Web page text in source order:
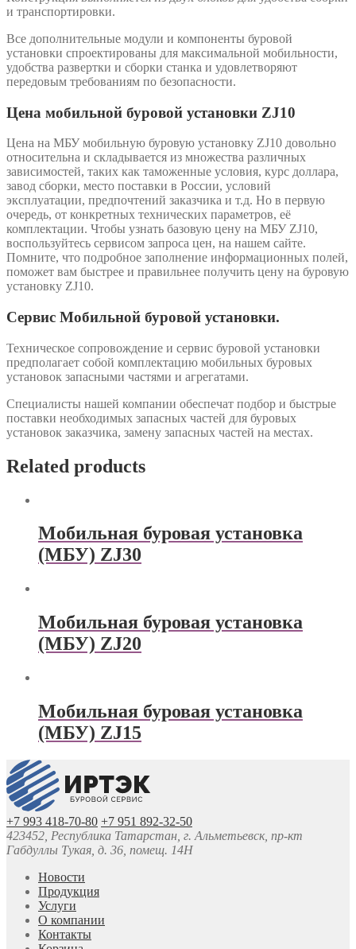
и транспортировки.
Все дополнительные модули и компоненты буровой
установки спроектированы для максимальной мобильности,
удобства развертки и сборки станка и удовлетворяют
передовым требованиям по безопасности.
Цена мобильной буровой установки ZJ10
Цена на МБУ мобильную буровую установку ZJ10 довольно
относительна и складывается из множества различных
зависимостей, таких как таможенные условия, курс доллара,
завод сборки, место поставки в России, условий
эксплуатации, предпочтений заказчика и т.д. Но в первую
очередь, от конкретных технических параметров, её
комплектации. Чтобы узнать базовую цену на МБУ ZJ10,
воспользуйтесь сервисом запроса цен, на нашем сайте.
Помните, что подробное заполнение информационных полей,
поможет вам быстрее и правильнее получить цену на буровую
установку ZJ10.
Сервис Мобильной буровой установки.
Техническое сопровождение и сервис буровой установки
предполагает собой комплектацию мобильных буровых
установок запасными частями и агрегатами.
Специалисты нашей компании обеспечат подбор и быстрые
поставки необходимых запасных частей для буровых
установок заказчика, замену запасных частей на местах.
Related products
Мобильная буровая установка
(МБУ) ZJ30
Мобильная буровая установка
(МБУ) ZJ20
Мобильная буровая установка
(МБУ) ZJ15
+7 993 418-70-80 +7 951 892-32-50
423452, Республика Татарстан, г. Альметьевск, пр-кт
Габдуллы Тукая, д. 36, помещ. 14Н
Новости
Продукция
Услуги
О компании
Контакты